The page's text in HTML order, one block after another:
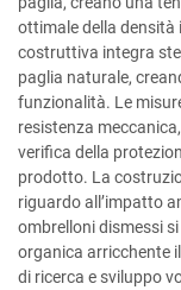
ottimale della
costruttiva integra
paglia naturale,
funzionalità. Le
resistenza
verifica della
prodotto. La
riguardo all’impatto
ombrelloni dismessi
organica arricchente
di ricerca e sviluppo